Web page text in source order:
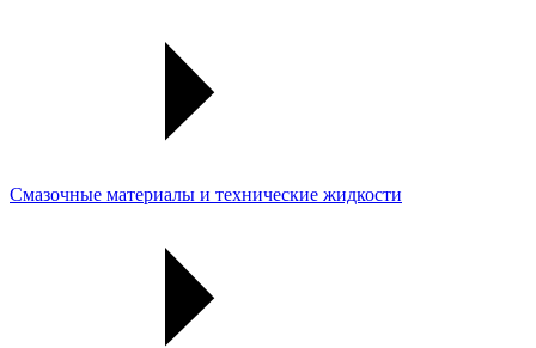
Смазочные материалы и технические жидкости